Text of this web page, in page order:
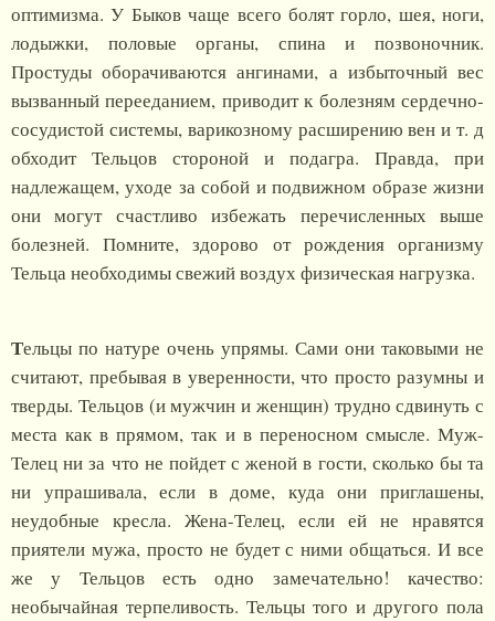
оптимизма. У Быков чаще всего болят горло, шея, ноги,
лодыжки, половые органы, спина и позвоночник.
Простуды оборачиваются ангинами, а избыточный вес
вызванный перееданием, приводит к болезням сердечно-
сосудистой системы, варикозному расширению вен и т. д
обходит Тельцов стороной и подагра. Правда, при
надлежащем, уходе за собой и подвижном образе жизни
они могут счастливо избежать перечисленных выше
болезней. Помните, здорово от рождения организму
Тельца необходимы свежий воздух физическая нагрузка.
Тельцы по натуре очень упрямы. Сами они таковыми не
считают, пребывая в уверенности, что просто разумны и
тверды. Тельцов (и мужчин и женщин) трудно сдвинуть с
места как в прямом, так и в переносном смысле. Муж-
Телец ни за что не пойдет с женой в гости, сколько бы та
ни упрашивала, если в доме, куда они приглашены,
неудобные кресла. Жена-Телец, если ей не нравятся
приятели мужа, просто не будет с ними общаться. И все
же у Тельцов есть одно замечательно! качество:
необычайная терпеливость. Тельцы того и другого пола